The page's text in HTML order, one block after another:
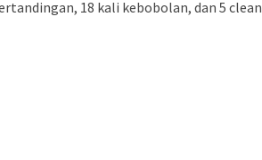
18 kali kebobolan, dan 5 clean